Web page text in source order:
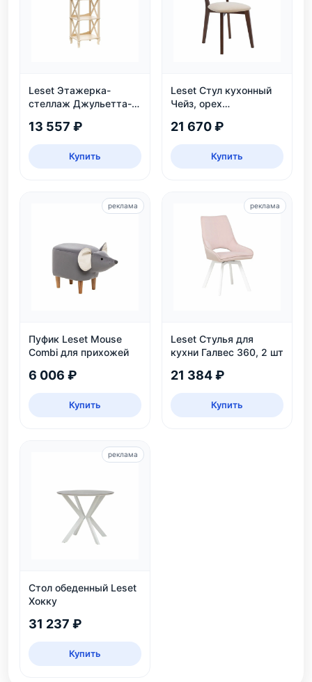
Leset Этажерка-
стеллаж Джульетта-3,
13 557 ₽
Купить
Leset Стул кухонный
Чейз, орех
21 670 ₽
Купить
Пуфик Leset Mouse
Combi для прихожей
6 006 ₽
Купить
реклама
Leset Стулья для
кухни Галвес 360, 2 шт
21 384 ₽
Купить
реклама
Стол обеденный Leset
Хокку
31 237 ₽
Купить
реклама